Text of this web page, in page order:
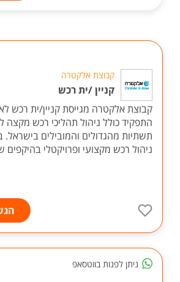
קבוצת אלקטרה
קניין /ית רכש
קבוצת אלקטרה מגייסת קניין/ית רכש
התפקיד כולל ניהול תהליכי רכש מקצה
תשתיות מהגדולים והמובילים
ניהול רכש מקצועי ופרויקטלי
ניתן לפנות בווטסאפ